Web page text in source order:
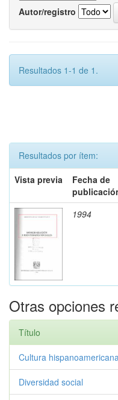
Autor/registro
Resultados 1-1 de 1.
Resultados por ítem:
Vista previa
Fecha de
1994
Otras opciones
Título
Cultura
Diversidad social